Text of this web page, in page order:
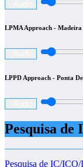
LPMA Approach - Madeira
LPPD Approach - Ponta
Pesquisa
Pesquisa de IC/